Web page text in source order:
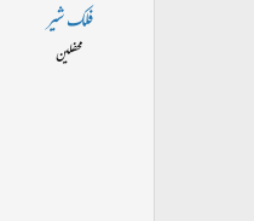
فلک شیر
محفلین